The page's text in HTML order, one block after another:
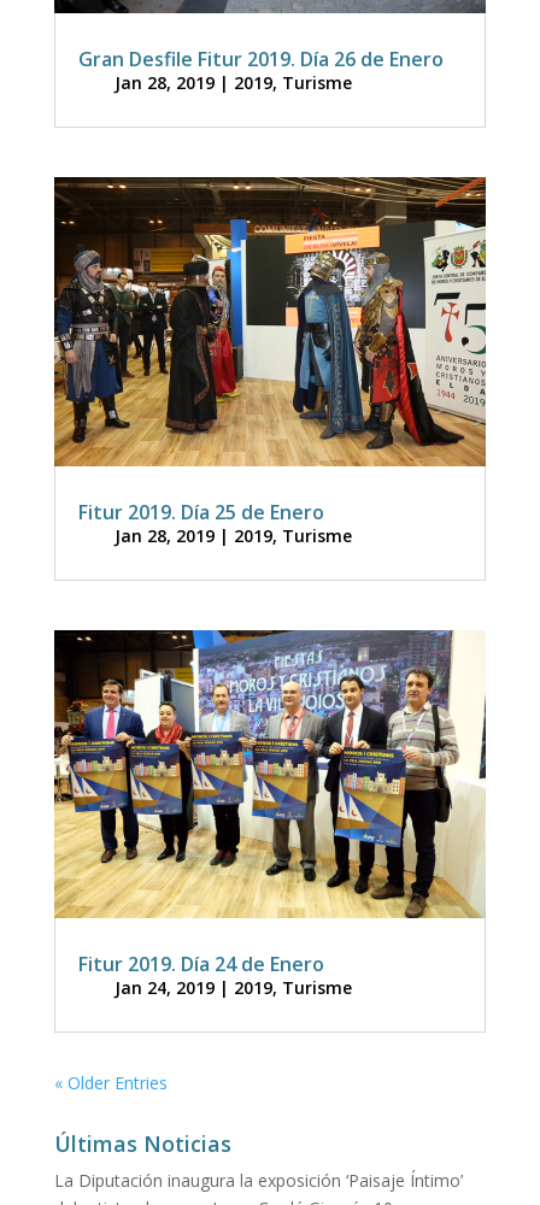
Gran Desfile Fitur 2019. Día 26 de Enero
Jan 28, 2019| 2019, Turisme
Fitur 2019. Día 25 de Enero
Jan 28, 2019| 2019, Turisme
Fitur 2019. Día 24 de Enero
Jan 24, 2019| 2019, Turisme
« Older Entries
Últimas Noticias
La Diputación inaugura la exposición ‘Paisaje Íntimo’